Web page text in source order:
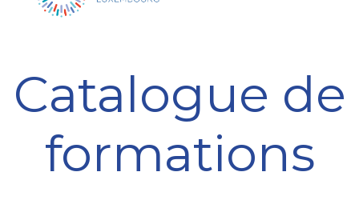
Catalogue de
formations